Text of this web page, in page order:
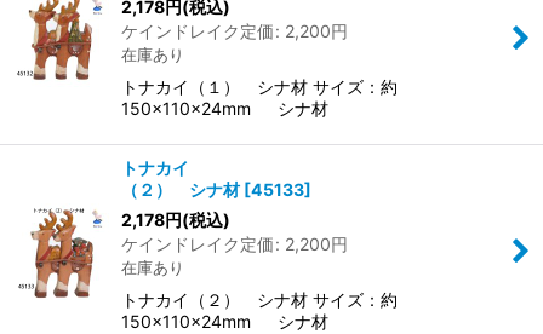
2,178円(税込)
ケインドレイク定価: 2,200円
在庫あり
トナカイ（１） シナ材 サイズ：約
150×110×24mm シナ材
トナカイ
（２） シナ材 [45133]
2,178円(税込)
ケインドレイク定価: 2,200円
在庫あり
トナカイ（２） シナ材 サイズ：約
150×110×24mm シナ材